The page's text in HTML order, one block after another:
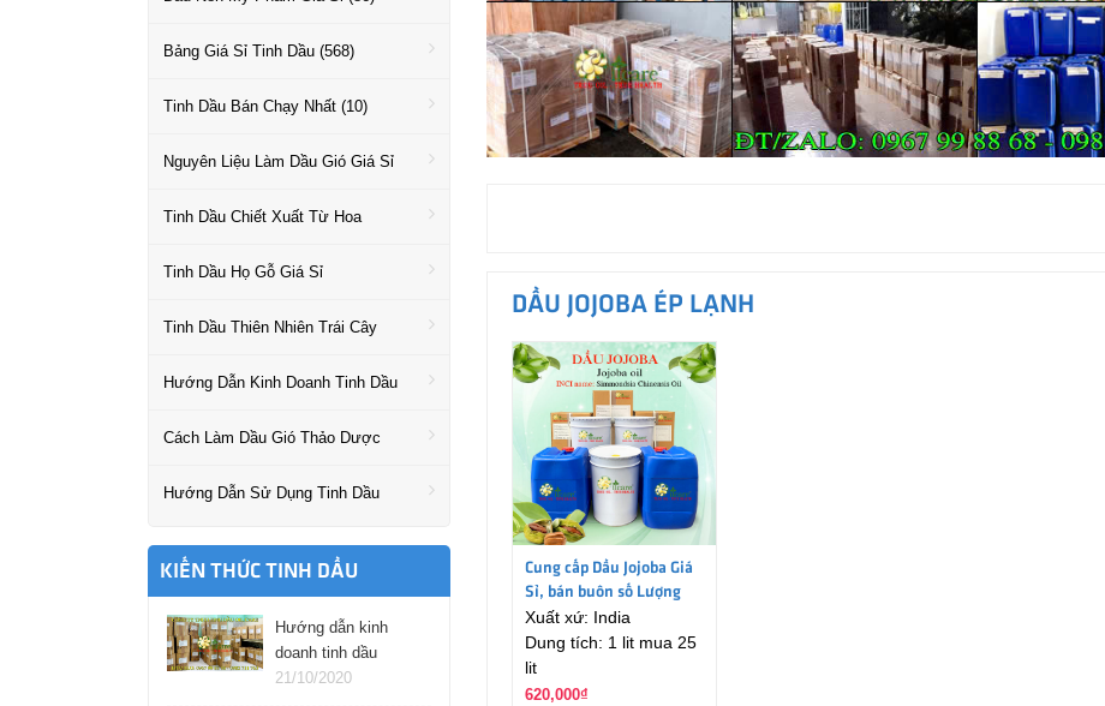
Bảng Giá Sỉ Tinh Dầu (568)
Tinh Dầu Bán Chạy Nhất (10)
Nguyên Liệu Làm Dầu Gió Giá Sỉ
Tinh Dầu Chiết Xuất Từ Hoa
Tinh Dầu Họ Gỗ Giá Sỉ
Tinh Dầu Thiên Nhiên Trái Cây
Hướng Dẫn Kinh Doanh Tinh Dầu
Cách Làm Dầu Gió Thảo Dược
Hướng Dẫn Sử Dụng Tinh Dầu
KIẾN THỨC TINH DẦU
Hướng dẫn kinh
doanh tinh dầu
online
21/10/2020
DẦU JOJOBA ÉP LẠNH
Cung cấp Dầu Jojoba Giá
Sỉ, bán buôn số Lượng
Lớn (Lít, Kg)
Xuất xứ: India
Dung tích: 1 lit mua 25
lit
620,000₫